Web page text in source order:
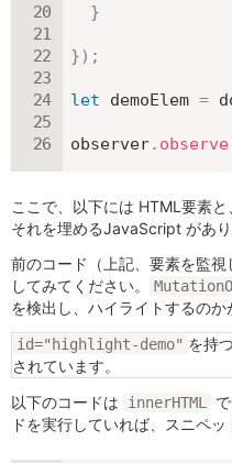
}
}) ;
let demoElem =
observer. observe
ここで、以下には HTML要素と
それを埋めるJavaScript があり
前のコード（上記、要素を監
してみてください。
を検出し、ハイライトするのか
id="highlight-demo" を持
されています。
以下のコードは
innerHTML
ドを実行していれば、スニペ